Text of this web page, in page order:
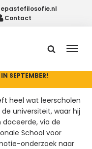
Contact
SEPTEMBER!
heel wat leerscholen
universiteit, waar hij
via de
School voor
onderzoek naar